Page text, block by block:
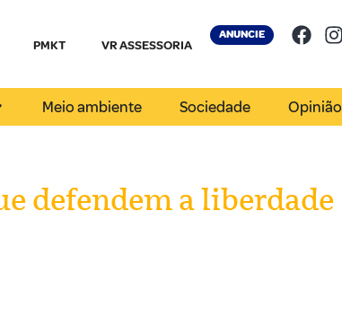
PMKT VR ASSESSORIA
ANUNCIE
Meio ambiente Sociedade Opinião
defendem a liberdade